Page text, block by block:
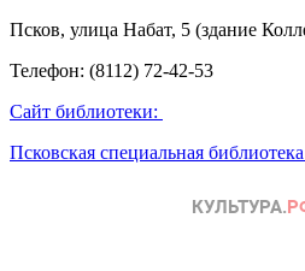
Псков, улица Набат, 5 (здание
Телефон: (8112) 72-42-53
Сайт библиотеки:
Псковская специальная